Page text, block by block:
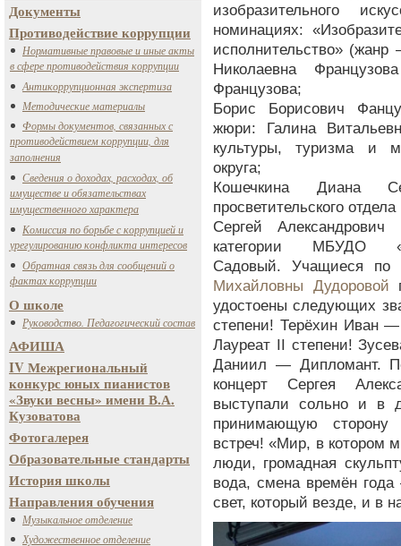
Документы
Противодействие коррупции
Нормативные правовые и иные акты
в сфере противодействия коррупции
Антикоррупционная экспертиза
Методические материалы
Формы документов, связанных с
противодействием коррупции, для
заполнения
Сведения о доходах, расходах, об
имуществе и обязательствах
имущественного характера
Комиссия по борьбе с коррупцией и
урегулированию конфликта интересов
Обратная связь для сообщений о
фактах коррупции
О школе
Руководство. Педагогический состав
АФИША
IV Межрегиональный
конкурс юных пианистов
«Звуки весны» имени В.А.
Кузоватова
Фотогалерея
Образовательные стандарты
История школы
Направления обучения
Музыкальное отделение
Художественное отделение
изобразительного
номинациях:
исполнительство»
Николаевна
Французова;
Борис Борисович
жюри: Галина
культуры, туризма и
округа;
Кошечкина Диана
просветительского
Сергей
категории МБУДО
Садовый. Учащиеся по
Михайловны Дудоровой
удостоены следующих
степени! Терёхин Иван
Лауреат II степени!
Даниил — Дипломант.
концерт Сергея
выступали сольно и в
принимающую
встреч! «Мир, в котором
люди, громадная
вода, смена времён
свет, который везде, и в